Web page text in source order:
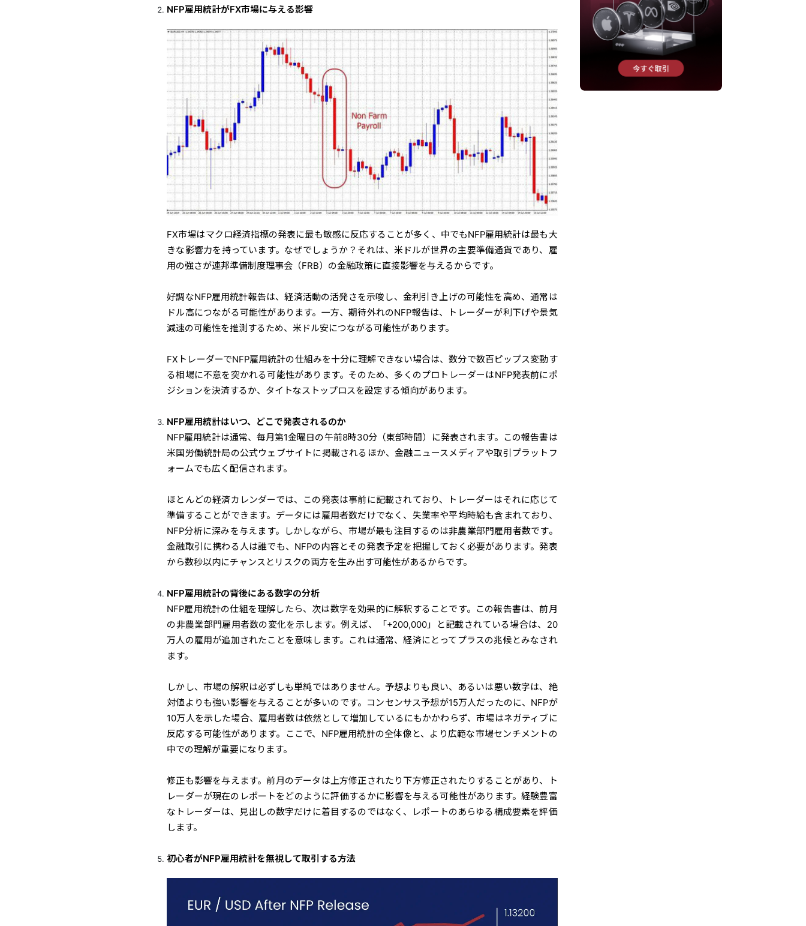
NFP雇用統計がFX市場に与える影響
FX市場はマクロ経済指標の発表に最も敏感に反応することが多く、中でもNFP雇用統計は最も大
きな影響力を持っています。なぜでしょうか？それは、米ドルが世界の主要準備通貨であり、雇
用の強さが連邦準備制度理事会（FRB）の金融政策に直接影響を与えるからです。
好調なNFP雇用統計報告は、経済活動の活発さを示唆し、金利引き上げの可能性を高め、通常は
ドル高につながる可能性があります。一方、期待外れのNFP報告は、トレーダーが利下げや景気
減速の可能性を推測するため、米ドル安につながる可能性があります。
FXトレーダーでNFP雇用統計の仕組みを十分に理解できない場合は、数分で数百ピップス変動す
る相場に不意を突かれる可能性があります。そのため、多くのプロトレーダーはNFP発表前にポ
ジションを決済するか、タイトなストップロスを設定する傾向があります。
NFP雇用統計はいつ、どこで発表されるのか
NFP雇用統計は通常、毎月第1金曜日の午前8時30分（東部時間）に発表されます。この報告書は
米国労働統計局の公式ウェブサイトに掲載されるほか、金融ニュースメディアや取引プラットフ
ォームでも広く配信されます。
ほとんどの経済カレンダーでは、この発表は事前に記載されており、トレーダーはそれに応じて
準備することができます。データには雇用者数だけでなく、失業率や平均時給も含まれており、
NFP分析に深みを与えます。しかしながら、市場が最も注目するのは非農業部門雇用者数です。
金融取引に携わる人は誰でも、NFPの内容とその発表予定を把握しておく必要があります。発表
から数秒以内にチャンスとリスクの両方を生み出す可能性があるからです。
NFP雇用統計の背後にある数字の分析
NFP雇用統計の仕組を理解したら、次は数字を効果的に解釈することです。この報告書は、前月
の非農業部門雇用者数の変化を示します。例えば、「+200,000」と記載されている場合は、20
万人の雇用が追加されたことを意味します。これは通常、経済にとってプラスの兆候とみなされ
ます。
しかし、市場の解釈は必ずしも単純ではありません。予想よりも良い、あるいは悪い数字は、絶
対値よりも強い影響を与えることが多いのです。コンセンサス予想が15万人だったのに、NFPが
10万人を示した場合、雇用者数は依然として増加しているにもかかわらず、市場はネガティブに
反応する可能性があります。ここで、NFP雇用統計の全体像と、より広範な市場センチメントの
中での理解が重要になります。
修正も影響を与えます。前月のデータは上方修正されたり下方修正されたりすることがあり、ト
レーダーが現在のレポートをどのように評価するかに影響を与える可能性があります。経験豊富
なトレーダーは、見出しの数字だけに着目するのではなく、レポートのあらゆる構成要素を評価
します。
初心者がNFP雇用統計を無視して取引する方法